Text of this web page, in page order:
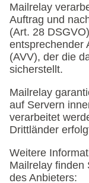
Mailrelay
Auftrag und
(Art. 28
entsprechender
(AVV), der die
sicherstellt.
Mailrelay
auf Servern
verarbeitet
Drittländer
Weitere
Mailrelay finden
des Anbieters: